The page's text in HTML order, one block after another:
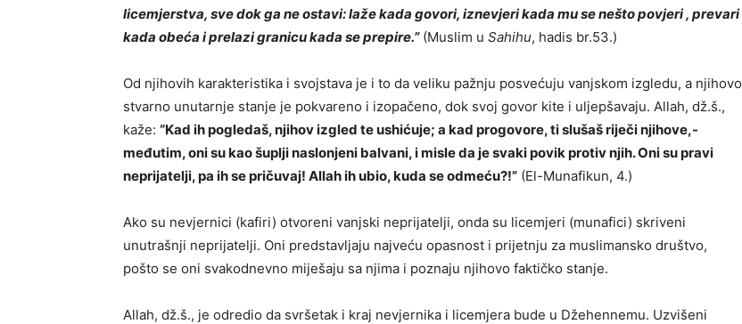
licemjerstva, sve dok ga ne ostavi: laže kada govori, iznevjeri kada mu se nešto povjeri , prevari
kada obeća i prelazi granicu kada se prepire.”(Muslim u Sahihu, hadis br.53.)
Od njihovih karakteristika i svojstava je i to da veliku pažnju posvećuju vanjskom izgledu, a njihovo
stvarno unutarnje stanje je pokvareno i izopačeno, dok svoj govor kite i uljepšavaju. Allah, dž.š.,
kaže: “Kad ih pogledaš, njihov izgled te ushićuje; a kad progovore, ti slušaš riječi njihove,-
međutim, oni su kao šuplji naslonjeni balvani, i misle da je svaki povik protiv njih. Oni su pravi
neprijatelji, pa ih se pričuvaj! Allah ih ubio, kuda se odmeću?!” (El-Munafikun, 4.)
Ako su nevjernici (kafiri) otvoreni vanjski neprijatelji, onda su licemjeri (munafici) skriveni
unutrašnji neprijatelji. Oni predstavljaju najveću opasnost i prijetnju za muslimansko društvo,
pošto se oni svakodnevno miješaju sa njima i poznaju njihovo faktičko stanje.
Allah, dž.š., je odredio da svršetak i kraj nevjernika i licemjera bude u Džehennemu. Uzvišeni